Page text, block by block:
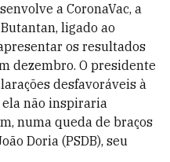
a CoronaVac, a
ligado ao
os resultados
dezembro. O presidente
desfavoráveis à
ela não inspiraria
numa queda de braços
Doria (PSDB), seu